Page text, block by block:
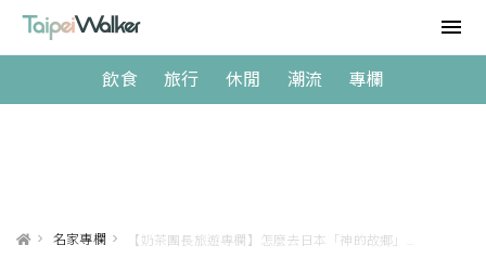
飲食 旅行 休閒 潮流 專欄
> 名家專欄 >